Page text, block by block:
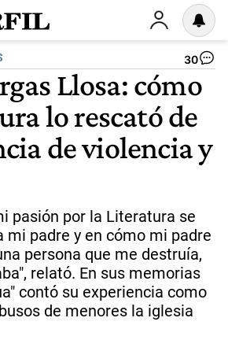
30
Llosa: cómo
lo rescató de
de violencia y
pasión por la Literatura se
mi padre y en cómo mi padre
persona que me destruía,
relató. En sus memorias
contó su experiencia como
de menores la iglesia